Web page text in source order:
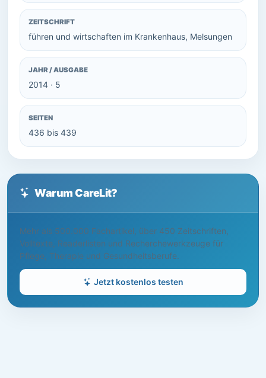
ZEITSCHRIFT
führen und wirtschaften im Krankenhaus, Melsungen
JAHR / AUSGABE
2014 · 5
SEITEN
436 bis 439
Warum CareLit?
Mehr als 500.000 Fachartikel, über 450 Zeitschriften,
Volltexte, Readerlisten und Recherchewerkzeuge für
Pflege, Therapie und Gesundheitsberufe.
Jetzt kostenlos testen